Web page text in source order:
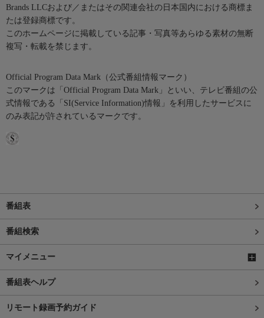
Brands LLCおよび／またはその関連会社の日本国内における商標ま
たは登録商標です。
このホームページに掲載している記事・写真等あらゆる素材の無断
複写・転載を禁じます。
Official Program Data Mark（公式番組情報マーク）
このマークは「Official Program Data Mark」といい、テレビ番組の公
式情報である「SI(Service Information)情報」を利用したサービスに
のみ表記が許されているマークです。
番組表
番組検索
マイメニュー
番組表ヘルプ
リモート録画予約ガイド